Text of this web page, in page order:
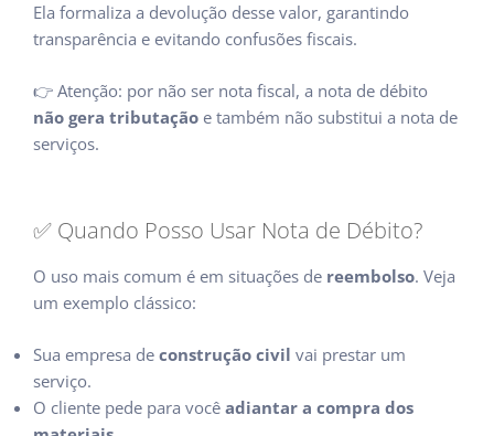
Ela formaliza a devolução desse valor, garantindo
transparência e evitando confusões fiscais.
👉 Atenção: por não ser nota fiscal, a nota de débito
não gera tributação e também não substitui a nota de
serviços.
✅ Quando Posso Usar Nota de Débito?
O uso mais comum é em situações de reembolso. Veja
um exemplo clássico:
Sua empresa de construção civil vai prestar um
serviço.
O cliente pede para você adiantar a compra dos